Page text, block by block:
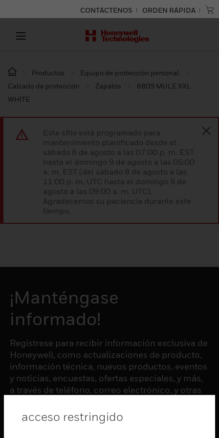
CONTÁCTENOS ORDEN RÁPIDA
Productos
Equipo de protección personal
Calzado de protección
Zapatos
6809 MULE XXL
WHITE
Este sitio está programado para
mantenimiento planificado desde el
sábado 8 de agosto a las 07:00 p. m. EST
hasta el domingo 9 de agosto a las 05:00
a. m. EST (del sábado 8 de agosto a las
11:00 p. m. UTC hasta el domingo 9 de
agosto a las 09:00 a. m. UTC).
Agradecemos su paciencia durante este
tiempo.
¡Manténgase
informado!
Regístrese para recibir información exclusiva de
Honeywell, como actualizaciones de producto,
información técnica, nuevos productos, eventos
y noticias, encuestas, ofertas especiales, y más,
a través de teléfono, correo electrónico, y otras
acceso restringido